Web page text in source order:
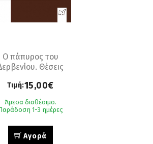
Ο πάπυρος του
Θέσεις
ευρωπαϊκού
ορθολογισμού στο
αρχαιότερο
βιβλίο.
Τιμή:15,00€
Άμεσα διαθέσιμο.
1-3 ημέρες
Αγορά